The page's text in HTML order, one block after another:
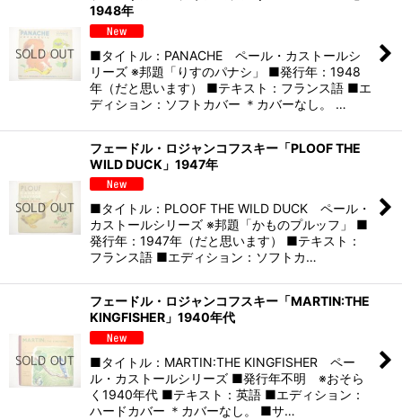
1948年
■タイトル：PANACHE ペール・カストールシ
リーズ ※邦題「りすのパナシ」 ■発行年：1948
年（だと思います） ■テキスト：フランス語 ■エ
ディション：ソフトカバー ＊カバーなし。 …
フェードル・ロジャンコフスキー「PLOOF THE
WILD DUCK」1947年
■タイトル：PLOOF THE WILD DUCK ペール・
カストールシリーズ ※邦題「かものプルッフ」 ■
発行年：1947年（だと思います） ■テキスト：
フランス語 ■エディション：ソフトカ…
フェードル・ロジャンコフスキー「MARTIN:THE
KINGFISHER」1940年代
■タイトル：MARTIN:THE KINGFISHER ペー
ル・カストールシリーズ ■発行年不明 ※おそら
く1940年代 ■テキスト：英語 ■エディション：
ハードカバー ＊カバーなし。 ■サ…